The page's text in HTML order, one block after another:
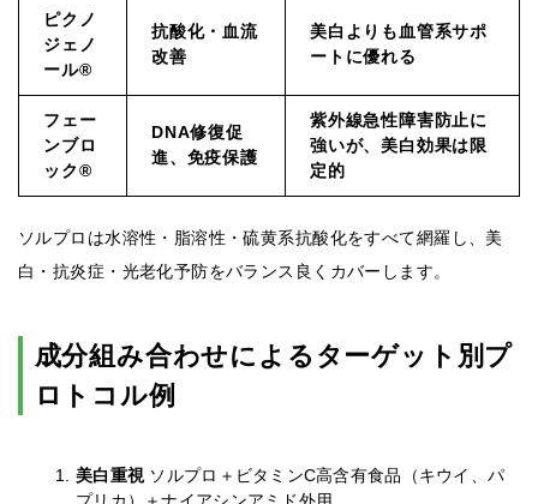
ピクノ
ジェノ
ール®
抗酸化・血流
改善
美白よりも血管系サポ
ートに優れる
フェー
ンブロ
ック®
DNA修復促
進、免疫保護
紫外線急性障害防止に
強いが、美白効果は限
定的
ソルプロは水溶性・脂溶性・硫黄系抗酸化をすべて網羅し、美
白・抗炎症・光老化予防をバランス良くカバーします。
成分組み合わせによるターゲット別プ
ロトコル例
美白重視 ソルプロ＋ビタミンC高含有食品（キウイ、パ